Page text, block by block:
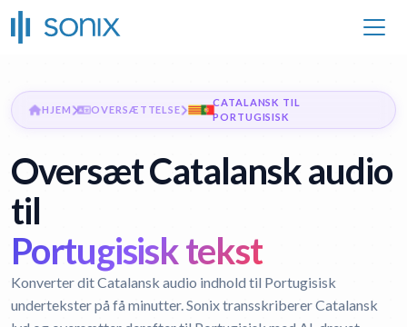
HJEM OVERSÆTTELSE
CATALANSK TIL
PORTUGISISK
Oversæt Catalansk audio
til
Portugisisk tekst
Konverter dit Catalansk audio indhold til Portugisisk
undertekster på få minutter. Sonix transskriberer Catalansk